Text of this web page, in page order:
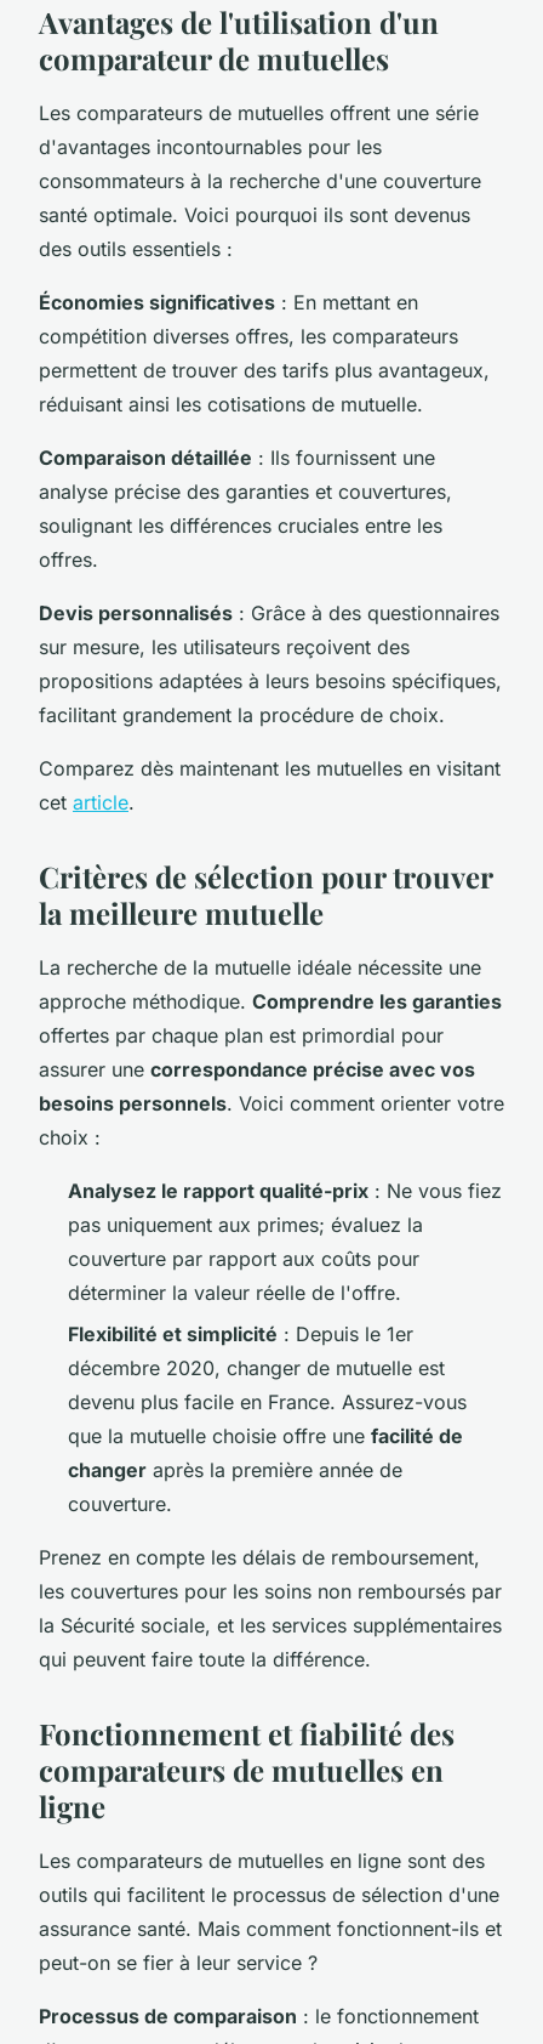
Avantages de l'utilisation d'un
comparateur de mutuelles
Les comparateurs de mutuelles offrent une série
d'avantages incontournables pour les
consommateurs à la recherche d'une couverture
santé optimale. Voici pourquoi ils sont devenus
des outils essentiels :
Économies significatives : En mettant en
compétition diverses offres, les comparateurs
permettent de trouver des tarifs plus avantageux,
réduisant ainsi les cotisations de mutuelle.
Comparaison détaillée : Ils fournissent une
analyse précise des garanties et couvertures,
soulignant les différences cruciales entre les
offres.
Devis personnalisés : Grâce à des questionnaires
sur mesure, les utilisateurs reçoivent des
propositions adaptées à leurs besoins spécifiques,
facilitant grandement la procédure de choix.
Comparez dès maintenant les mutuelles en visitant
cet article.
Critères de sélection pour trouver
la meilleure mutuelle
La recherche de la mutuelle idéale nécessite une
approche méthodique. Comprendre les garanties
offertes par chaque plan est primordial pour
assurer une correspondance précise avec vos
besoins personnels. Voici comment orienter votre
choix :
Analysez le rapport qualité-prix : Ne vous fiez
pas uniquement aux primes; évaluez la
couverture par rapport aux coûts pour
déterminer la valeur réelle de l'offre.
Flexibilité et simplicité : Depuis le 1er
décembre 2020, changer de mutuelle est
devenu plus facile en France. Assurez-vous
que la mutuelle choisie offre une facilité de
changer après la première année de
couverture.
Prenez en compte les délais de remboursement,
les couvertures pour les soins non remboursés par
la Sécurité sociale, et les services supplémentaires
qui peuvent faire toute la différence.
Fonctionnement et fiabilité des
comparateurs de mutuelles en
ligne
Les comparateurs de mutuelles en ligne sont des
outils qui facilitent le processus de sélection d'une
assurance santé. Mais comment fonctionnent-ils et
peut-on se fier à leur service ?
Processus de comparaison : le fonctionnement